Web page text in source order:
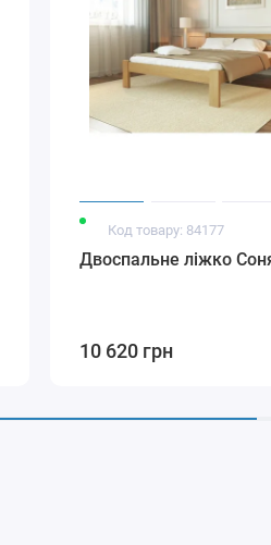
Код товару: 84177
Двоспальне ліжко
10 620 грн